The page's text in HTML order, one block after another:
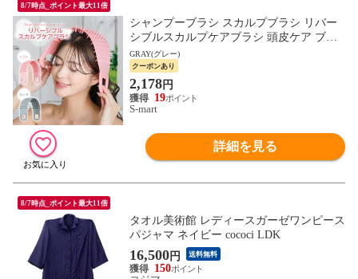
8/7時点_ポイント最大11倍
シャンプーブラシ スカルプブラシ リバー
シブルスカルプケアブラシ 頭皮ケア ブラ
シ バスグッズ スカルプ 癒し ヘッドスパ
リラックス 145
GRAY(グレー)
クーポンあり
2,178円
19
S-mart
詳細を見る
8/7時点_ポイント最大11倍
タオル美術館 レディースガーゼワンピース
パジャマ ネイビー cococi LDK
16,500円 送料無料
150